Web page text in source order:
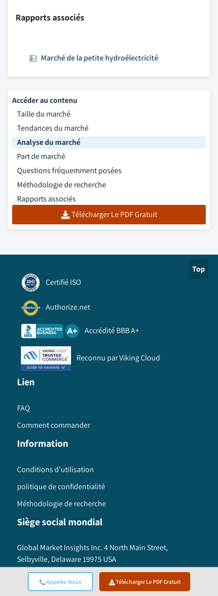
Appelez-Nous Télécharger Le PDF Gratuit
Rapports associés
Marché de la petite hydroélectricité
Accéder au contenu
Taille du marché
Tendances du marché
Analyse du marché
Part de marché
Questions fréquemment posées
Méthodologie de recherche
Rapports associés
Télécharger Le PDF Gratuit
Top
Certifié ISO
Authorize.net
Accrédité BBB A+
Reconnu par Viking Cloud
Lien
FAQ
Comment commander
Information
Conditions d'utilisation
politique de confidentialité
Méthodologie de recherche
Siège social mondial
Global Market Insights Inc. 4 North Main Street,
Selbyville, Delaware 19975 USA
Toll free :+1-888-689-0688
+1-302-846-7766